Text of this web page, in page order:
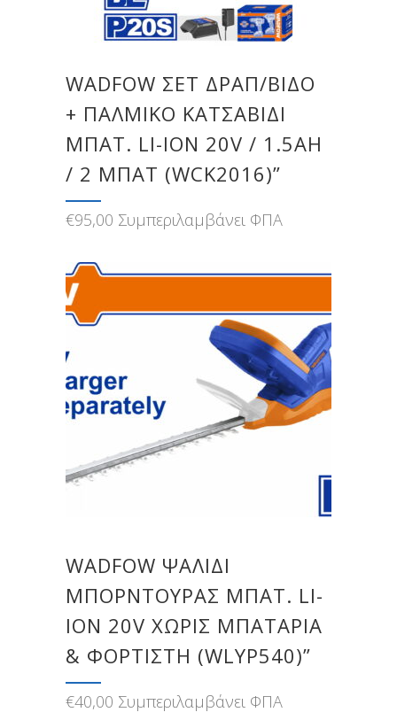
WADFOW ΣΕΤ ΔΡΑΠ/ΒΙΔΟ
+ ΠΑΛΜΙΚΟ ΚΑΤΣΑΒΙΔΙ
ΜΠΑΤ. LI-ION 20V / 1.5AH
/ 2 ΜΠΑΤ (WCK2016)”
€95,00 Συμπεριλαμβάνει ΦΠΑ
WADFOW ΨΑΛΙΔΙ
ΜΠΟΡΝΤΟΥΡΑΣ ΜΠΑΤ. LI-
ION 20V ΧΩΡΙΣ ΜΠΑΤΑΡΙΑ
& ΦΟΡΤΙΣΤΗ (WLYP540)”
€40,00 Συμπεριλαμβάνει ΦΠΑ